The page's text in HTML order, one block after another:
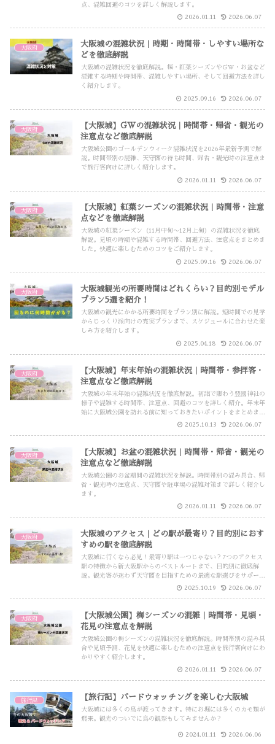
点、混雑回避のコツを詳しく解説します。
2026.01.11 2026.06.07
大阪府
大阪城の混雑状況｜時期・時間帯・しやすい場所な
どを徹底解説
大阪城の混雑状況を徹底解説。桜・紅葉シーズンやGW・お盆など
混雑する時期や時間帯、混雑しやすい場所、そして回避方法を詳し
く紹介します。
2025.09.16 2026.06.07
大阪府
【大阪城】GWの混雑状況｜時間帯・帰省・観光の
注意点など徹底解説
大阪城公園のゴールデンウィーク混雑状況を2026年最新予測で解
説。時間帯別の混雑、天守閣の待ち時間、帰省・観光時の注意点ま
で旅行客向けに詳しく紹介します。
2026.01.11 2026.06.07
大阪府
【大阪城】紅葉シーズンの混雑状況｜時間帯・注意
点などを徹底解説
大阪城の紅葉シーズン（11月中旬〜12月上旬）の混雑状況を徹底
解説。見頃の時期や混雑する時間帯、回避方法、注意点をまとめま
した。快適に楽しむためのコツをご紹介します。
2025.09.16 2026.06.07
大阪府
大阪城観光の所要時間はどれくらい？目的別モデル
プラン5選を紹介！
大阪城の観光にかかる所要時間をプラン別に解説。短時間での見学
からじっくり派向けの充実プランまで、スケジュールに合わせた楽
しみ方を紹介します。
2025.04.18 2026.06.07
大阪府
【大阪城】年末年始の混雑状況｜時間帯・参拝客・
注意点など徹底解説
大阪城の年末年始の混雑状況を徹底解説。初詣で賑わう豊國神社の
様子や混雑する時間帯、注意点、回避のコツを詳しく紹介。年末年
始に大阪城公園を訪れる前に知っておきたいポイントをまとめまし
2025.10.13 2026.06.07
大阪府
【大阪城】お盆の混雑状況｜時間帯・帰省・観光の
注意点など徹底解説
大阪城公園のお盆期間の混雑状況を解説。時間帯別の混み具合、帰
省・観光時の注意点、天守閣や駐車場の混雑対策まで詳しく紹介し
ます。
2026.01.11 2026.06.07
大阪府
大阪城のアクセス｜どの駅が最寄り？目的別におす
すめの駅を徹底解説
大阪城に行くなら必見！最寄り駅は一つじゃない？7つのアクセス
駅の特徴から新大阪駅からのベストルートまで、目的別に徹底解
説。観光客が迷わず天守閣を目指すための最適な駅選びをサポート
2025.10.19 2026.06.07
大阪府
【大阪城公園】梅シーズンの混雑｜時間帯・見頃・
花見の注意点を解説
大阪城公園の梅シーズンの混雑状況を徹底解説。時間帯別の混み具
合や見頃予測、花見を快適に楽しむための注意点を旅行客向けにわ
かりやすく紹介します。
2026.01.11 2026.06.07
旅行記 【旅行記】バードウォッチングを楽しむ大阪城
大阪城には多くの鳥が渡ってきます。特にお堀には多くのカモ類が
飛来。観光のついでに鳥の観察もしてみませんか？
2024.01.11 2026.06.06